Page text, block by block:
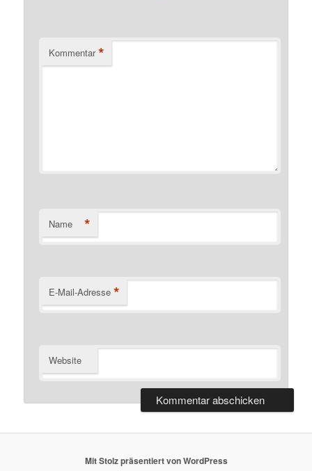
Kommentar *
Name *
E-Mail-Adresse *
Website
Mit Stolz präsentiert von WordPress